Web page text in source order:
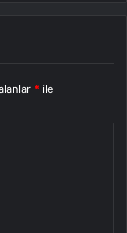
* ile